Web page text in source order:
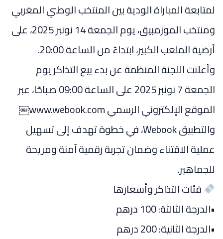
لمتابعة المباراة الودية بين المنتخب الوطني المغربي
ومنتخب الموزمبيق، يوم الجمعة 14 نونبر 2025، على
أرضية الملعب الكبير، ابتداءً من الساعة 20:00.
وأعلنت اللجنة المنظمة عن بدء بيع التذاكر يوم
الجمعة 7 نونبر 2025 على الساعة 09:00 صباحًا، عبر
الموقع الإلكتروني الرسمي www.webook.com￼
والتطبيق Webook، في خطوة تهدف إلى تسهيل
عملية الاقتناء وضمان تجربة رقمية آمنة ومريحة
للجماهير.
فئات التذاكر وأسعارها
•الدرجة الثالثة: 100 درهم
•الدرجة الثانية: 200 درهم